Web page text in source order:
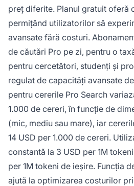
preț diferite. Planul gratuit oferă
permițând utilizatorilor să
avansate fără costuri.
de căutări Pro pe zi, pentru o
pentru cercetători, studenți și
regulat de capacități avansate
pentru cererile Pro Search
1.000 de cereri, în funcție de
(mic, mediu sau mare), iar
14 USD per 1.000 de cereri.
constantă la 3 USD per 1M
per 1M tokeni de ieșire. Funcția
ajută la optimizarea costurilor